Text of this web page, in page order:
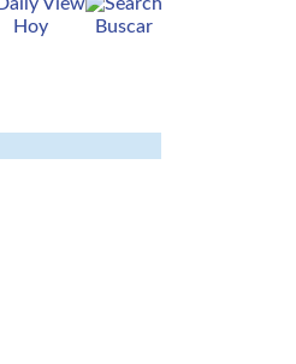
Hoy Buscar